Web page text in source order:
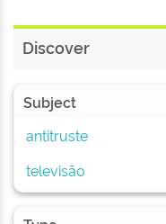
Discover
Subject
antitruste
televisão